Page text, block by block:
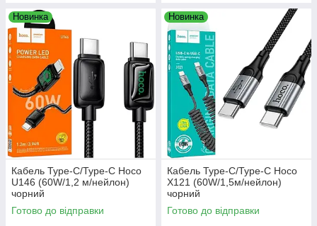
Новинка
Кабель Type-C/Type-C Hoco
U146 (60W/1,2 м/нейлон)
чорний
Готово до відправки
Новинка
Кабель Type-C/Type-C Hoco
X121 (60W/1,5м/нейлон)
чорний
Готово до відправки